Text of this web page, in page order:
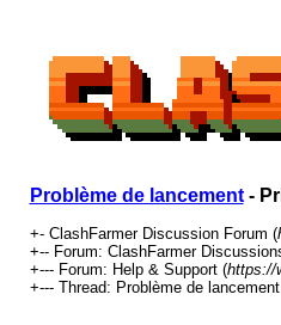
Problème de lancement-
+- ClashFarmer Discussion Forum (
+-- Forum: ClashFarmer
+--- Forum: Help & Support (https://
+--- Thread: Problème de